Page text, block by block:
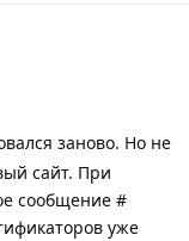
заново. Но не
сайт. При
сообщение #
уже